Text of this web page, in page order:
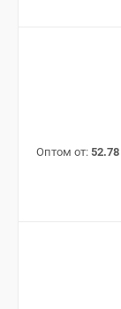
Оптом от: 52.78